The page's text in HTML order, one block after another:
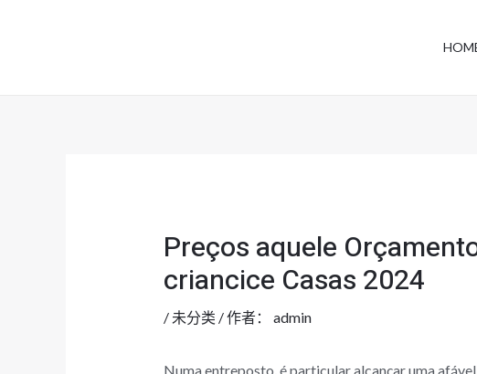
Preços aquele
criancice Casas 2024
/ 未分类 / 作者： admin
Numa entreposto, é particular alcançar uma